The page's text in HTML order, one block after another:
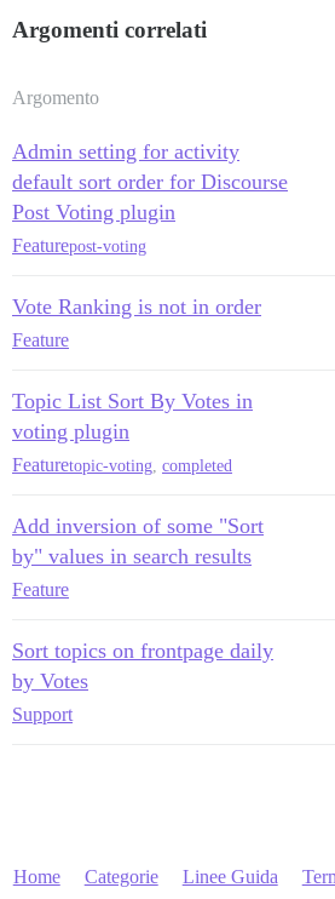
Argomenti correlati
Argomento
Admin setting for activity
default sort order for Discourse
Post Voting plugin
Featurepost-voting
Vote Ranking is not in order
Feature
Topic List Sort By Votes in
voting plugin
Featuretopic-voting completed
Add inversion of some "Sort
by" values in search results
Feature
Sort topics on frontpage daily
by Votes
Support
Home Categorie Linee Guida